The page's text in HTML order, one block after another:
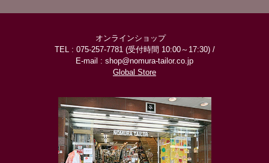
オンラインショップ
TEL : 075-257-7781 (受付時間 10:00～17:30) /
E-mail : shop@nomura-tailor.co.jp
Global Store